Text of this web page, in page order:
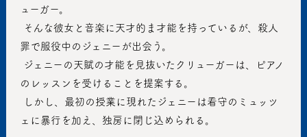
ューガー。
罪で服役中のジェニーが出会う。
のレッスンを受けることを提案する。
ェに暴行を加え、独房に閉じ込められる。